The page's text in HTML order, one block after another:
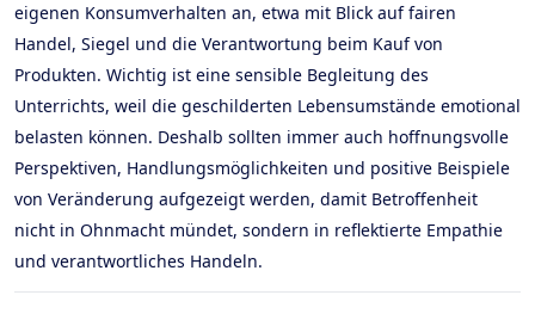
eigenen Konsumverhalten an, etwa mit Blick auf fairen
Handel, Siegel und die Verantwortung beim Kauf von
Produkten. Wichtig ist eine sensible Begleitung des
Unterrichts, weil die geschilderten Lebensumstände emotional
belasten können. Deshalb sollten immer auch hoffnungsvolle
Perspektiven, Handlungsmöglichkeiten und positive Beispiele
von Veränderung aufgezeigt werden, damit Betroffenheit
nicht in Ohnmacht mündet, sondern in reflektierte Empathie
und verantwortliches Handeln.